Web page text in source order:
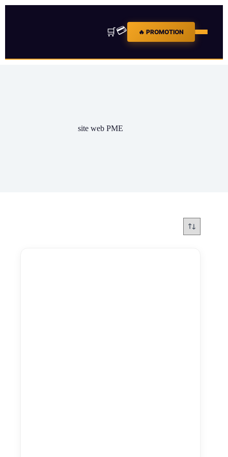
🛒💳 🔥 PROMOTION
site web PME